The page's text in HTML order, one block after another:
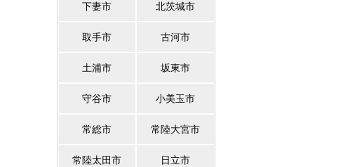
下妻市 北茨城市
取手市 古河市
土浦市 坂東市
守谷市 小美玉市
常総市 常陸大宮市
常陸太田市 日立市